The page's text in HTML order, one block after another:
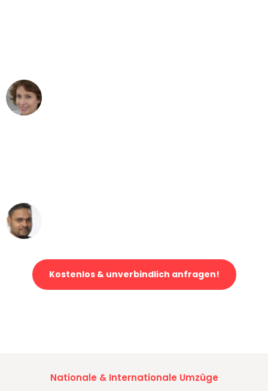
Kostenlos & unverbindlich anfragen!
Nationale & Internationale Umzüge